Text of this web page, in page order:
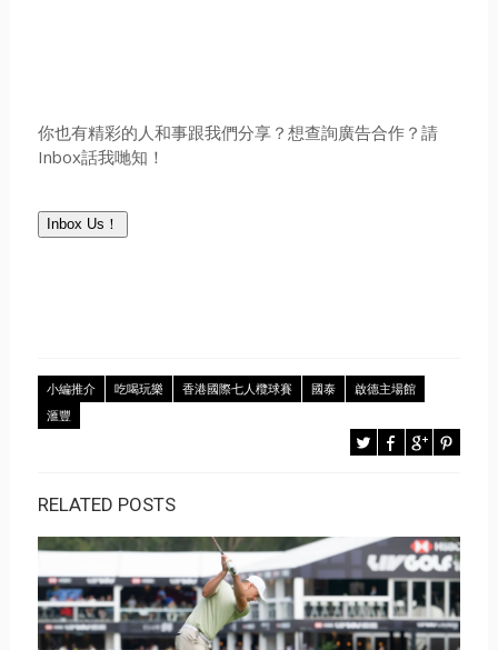
你也有精彩的人和事跟我們分享？想查詢廣告合作？請
Inbox話我哋知！
Inbox Us！
小編推介 吃喝玩樂 香港國際七人欖球賽 國泰
啟德主場館
滙豐
RELATED POSTS